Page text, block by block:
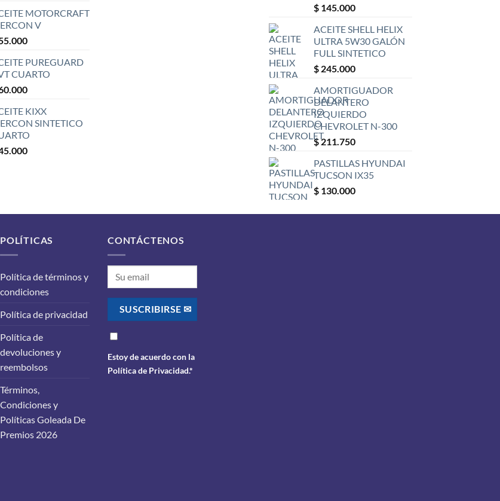
MOTORCRAFT
V
PUREGUARD
CUARTO
KIXX
SINTETICO
Valorado
con
$ 145.000
ACEITE SHELL HELIX
ULTRA 5W30 GALÓN
FULL SINTETICO
$ 245.000
AMORTIGUADOR
DELANTERO
IZQUIERDO
CHEVROLET N-300
$211.750
PASTILLAS HYUNDAI
TUCSON IX35
$ 130.000
POLÍTICAS
Política de términos y
condiciones
Política de privacidad
Política de
devoluciones y
reembolsos
Términos,
Condiciones y
Políticas Goleada De
Premios 2026
CONTÁCTENOS
Estoy de acuerdo con la
Política de Privacidad.*